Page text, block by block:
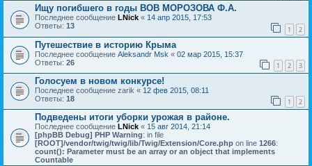
Ищу погибшего в годы ВОВ МОРОЗОВА Ф.А.
Последнее сообщение LNick « 14 апр 2015, 17:53
Ответы: 13 1 2
Путешествие в историю Крыма
Последнее сообщение Aleksandr Msk « 02 мар 2015, 15:37
Ответы: 26 1 2 3
Голосуем в новом конкурсе!
Последнее сообщение zarik « 12 фев 2015, 08:11
Ответы: 18 1 2
Подведены итоги уборки урожая в районе.
Последнее сообщение LNick « 15 авг 2014, 21:14
[phpBB Debug] PHP Warning: in file
[ROOT]/vendor/twig/twig/lib/Twig/Extension/Core.php on line 1266:
count(): Parameter must be an array or an object that implements
Countable